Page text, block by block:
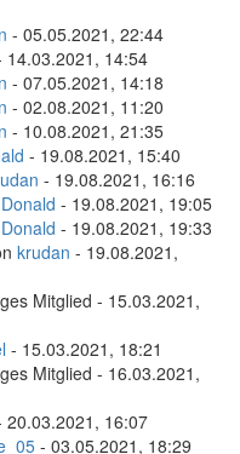
- 05.05.2021, 22:44
14.03.2021, 14:54
- 07.05.2021, 14:18
- 02.08.2021, 11:20
- 10.08.2021, 21:35
- 19.08.2021, 15:40
- 19.08.2021, 16:16
Donald - 19.08.2021, 19:05
Donald - 19.08.2021, 19:33
krudan - 19.08.2021,
Mitglied - 15.03.2021,
- 15.03.2021, 18:21
Mitglied - 16.03.2021,
20.03.2021, 16:07
- 03.05.2021, 18:29